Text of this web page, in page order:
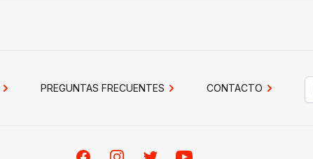
PREGUNTAS FRECUENTES CONTACTO